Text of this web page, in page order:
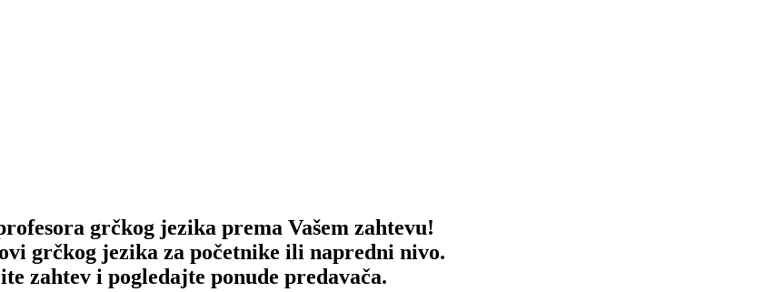
grčkog jezika prema Vašem zahtevu!
grčkog jezika za početnike ili napredni nivo.
zahtev i pogledajte ponude predavača.